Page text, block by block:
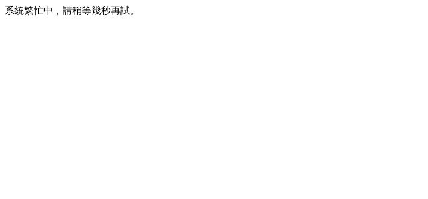
系統繁忙中，請稍等幾秒再試。